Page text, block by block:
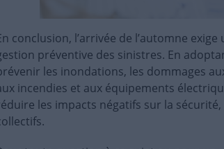
conclusion, l’arrivée de l’automne
préventive des sinistres. En
les inondations, les dommages
incendies et aux équipements
les impacts négatifs sur la